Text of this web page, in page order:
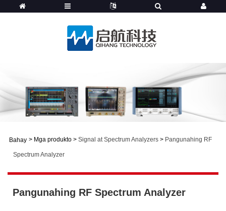
Bahay > Mga produkto > Signal at Spectrum Analyzers > Pangunahing RF
Spectrum Analyzer
Pangunahing RF Spectrum Analyzer